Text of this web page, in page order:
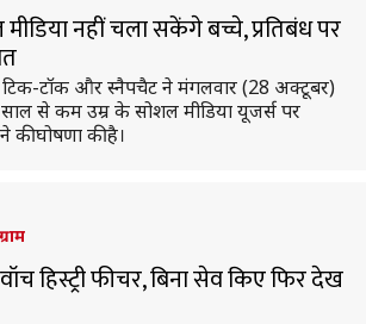
नहीं चला सकेंगे बच्चे, प्रतिबंध पर
टिक-टॉक और स्नैपचैट ने मंगलवार (28 अक्टूबर)
से कम उम्र के सोशल मीडिया यूजर्स पर
की घोषणा की है।
हिस्ट्री फीचर, बिना सेव किए फिर देख